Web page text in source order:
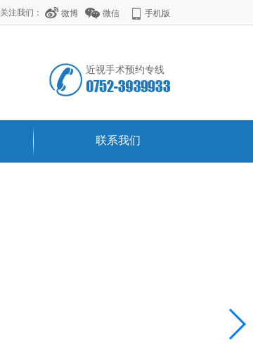
关注我们： 微博 微信 手机版
近视手术预约专线
联系我们